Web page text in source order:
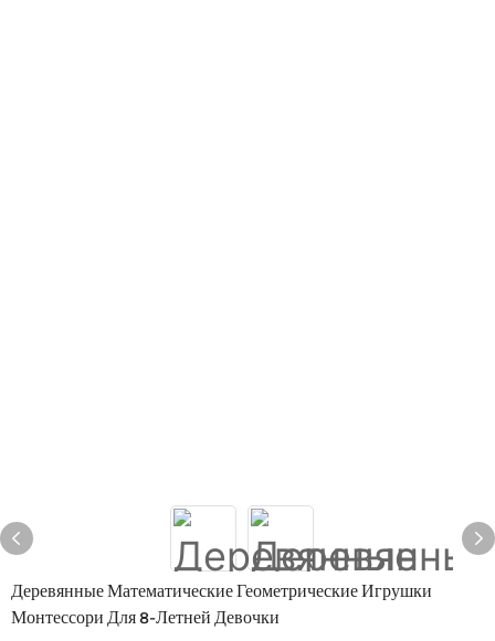
Деревянные Математические Геометрические Игрушки
Монтессори Для 8-Летней Девочки